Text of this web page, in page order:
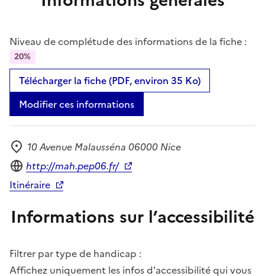
Niveau de complétude des informations de la fiche :
20%
Télécharger la fiche (PDF, environ 35 Ko)
Modifier ces informations
Adresse
10 Avenue Malausséna 06000 Nice
Site internet
http://mah.pep06.fr/
Itinéraire
Informations sur l’accessibilité
Filtrer par type de handicap :
Affichez uniquement les infos d'accessibilité qui vous